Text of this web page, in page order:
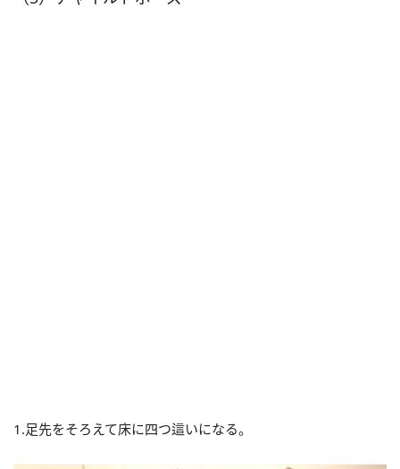
1.足先をそろえて床に四つ這いになる。